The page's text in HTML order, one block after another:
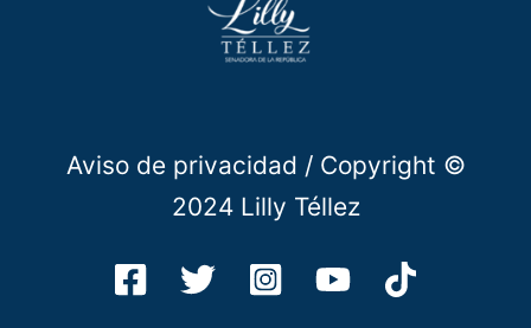
Aviso de privacidad / Copyright ©
2024 Lilly Téllez